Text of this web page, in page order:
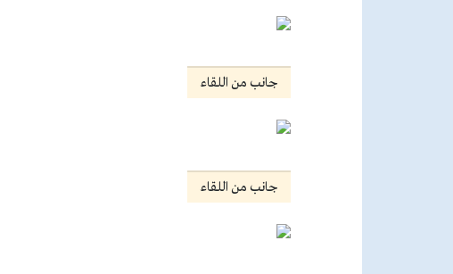
جانب من اللقاء
جانب من اللقاء